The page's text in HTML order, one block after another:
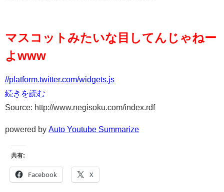
マスコットみたいな目してんじゃねー
よwww
//platform.twitter.com/widgets.js
続きを読む
Source: http://www.negisoku.com/index.rdf
powered by Auto Youtube Summarize
共有:
Facebook X